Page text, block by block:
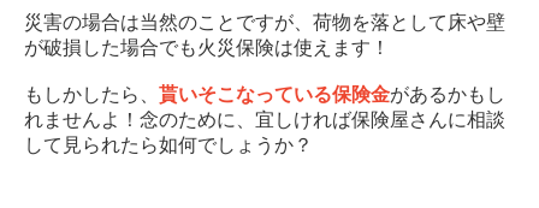
災害の場合は当然のことですが、荷物を落として床や壁
が破損した場合でも火災保険は使えます！
もしかしたら、 貰いそこなっている保険金があるかもし
れませんよ！念のために、宜しければ保険屋さんに相談
して見られたら如何でしょうか？